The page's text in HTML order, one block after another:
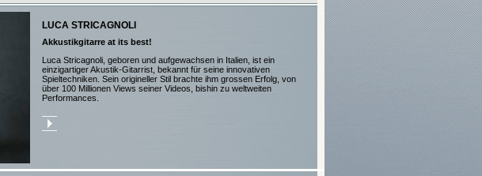
LUCA STRICAGNOLI
Akkustikgitarre at its best!
Luca Stricagnoli, geboren und aufgewachsen in Italien, ist ein
einzigartiger Akustik-Gitarrist, bekannt für seine innovativen
Spieltechniken. Sein origineller Stil brachte ihm grossen Erfolg, von
über 100 Millionen Views seiner Videos, bishin zu weltweiten
Performances.